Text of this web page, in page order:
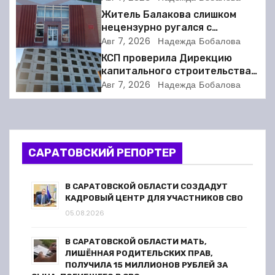
ц
и
я
п
о
Житель Балакова слишком
нецензурно ругался с
соседкой и получил двое суток
ареста
Авг 7, 2026 Надежда Бобалова
КСП проверила Дирекцию
капитального строительства в
Балакове и нашла множество
нарушений
Авг 7, 2026 Надежда Бобалова
САРАТОВСКИЙ РЕПОРТЕР
В САРАТОВСКОЙ ОБЛАСТИ СОЗДАДУТ
КАДРОВЫЙ ЦЕНТР ДЛЯ УЧАСТНИКОВ СВО
05.08.2026
В САРАТОВСКОЙ ОБЛАСТИ МАТЬ,
ЛИШЁННАЯ РОДИТЕЛЬСКИХ ПРАВ,
ПОЛУЧИЛА 15 МИЛЛИОНОВ РУБЛЕЙ ЗА